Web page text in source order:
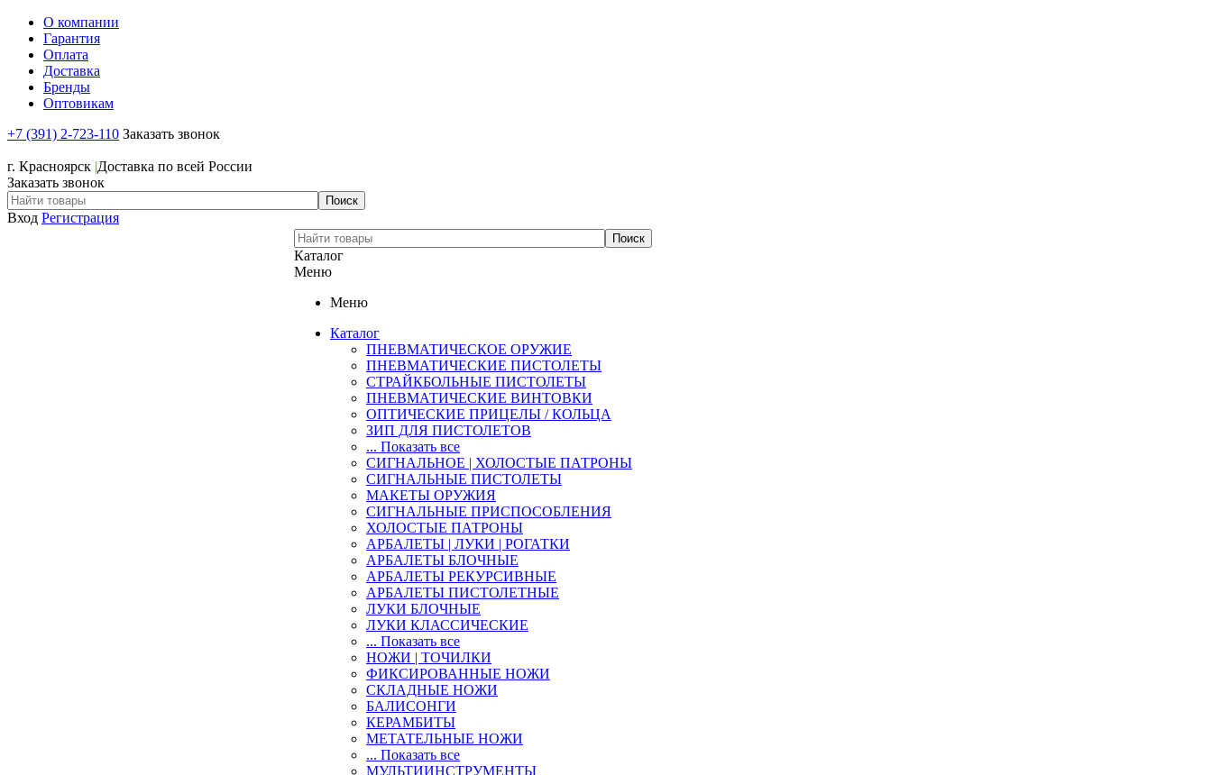
О компании
Гарантия
Оплата
Доставка
Бренды
Оптовикам
+7 (391) 2-723-110 Заказать звонок
г. Красноярск |Доставка по всей России
Заказать звонок
Вход Регистрация
Каталог
Меню
Меню
Каталог
ПНЕВМАТИЧЕСКОЕ ОРУЖИЕ
ПНЕВМАТИЧЕСКИЕ ПИСТОЛЕТЫ
СТРАЙКБОЛЬНЫЕ ПИСТОЛЕТЫ
ПНЕВМАТИЧЕСКИЕ ВИНТОВКИ
ОПТИЧЕСКИЕ ПРИЦЕЛЫ / КОЛЬЦА
ЗИП ДЛЯ ПИСТОЛЕТОВ
... Показать все
СИГНАЛЬНОЕ | ХОЛОСТЫЕ ПАТРОНЫ
СИГНАЛЬНЫЕ ПИСТОЛЕТЫ
МАКЕТЫ ОРУЖИЯ
СИГНАЛЬНЫЕ ПРИСПОСОБЛЕНИЯ
ХОЛОСТЫЕ ПАТРОНЫ
АРБАЛЕТЫ | ЛУКИ | РОГАТКИ
АРБАЛЕТЫ БЛОЧНЫЕ
АРБАЛЕТЫ РЕКУРСИВНЫЕ
АРБАЛЕТЫ ПИСТОЛЕТНЫЕ
ЛУКИ БЛОЧНЫЕ
ЛУКИ КЛАССИЧЕСКИЕ
... Показать все
НОЖИ | ТОЧИЛКИ
ФИКСИРОВАННЫЕ НОЖИ
СКЛАДНЫЕ НОЖИ
БАЛИСОНГИ
КЕРАМБИТЫ
МЕТАТЕЛЬНЫЕ НОЖИ
... Показать все
МУЛЬТИИНСТРУМЕНТЫ